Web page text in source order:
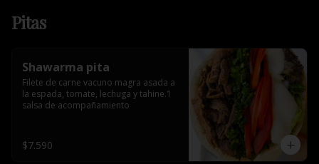
Pitas
Shawarma pita
Filete de carne vacuno magra asada a
la espada, tomate, lechuga y tahine.1
salsa de acompañamiento
$7.590